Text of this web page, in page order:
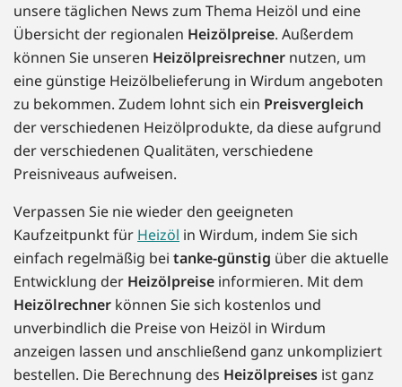
unsere täglichen News zum Thema Heizöl und eine
Übersicht der regionalen Heizölpreise. Außerdem
können Sie unseren Heizölpreisrechner nutzen, um
eine günstige Heizölbelieferung in Wirdum angeboten
zu bekommen. Zudem lohnt sich ein Preisvergleich
der verschiedenen Heizölprodukte, da diese aufgrund
der verschiedenen Qualitäten, verschiedene
Preisniveaus aufweisen.
Verpassen Sie nie wieder den geeigneten
Kaufzeitpunkt für Heizöl in Wirdum, indem Sie sich
einfach regelmäßig bei tanke-günstig über die aktuelle
Entwicklung der Heizölpreise informieren. Mit dem
Heizölrechner können Sie sich kostenlos und
unverbindlich die Preise von Heizöl in Wirdum
anzeigen lassen und anschließend ganz unkompliziert
bestellen. Die Berechnung des Heizölpreises ist ganz